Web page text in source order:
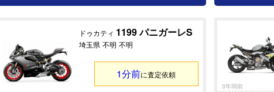
ドゥカティ 1199 パニガーレS
埼玉県 不明 不明
1分前に査定依頼
3年弱前